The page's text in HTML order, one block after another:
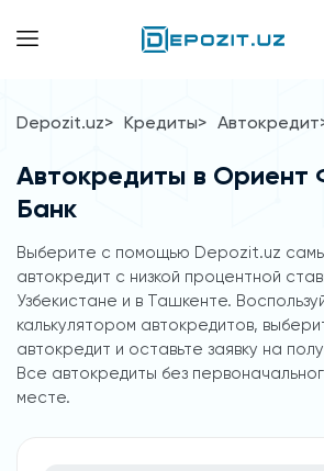
Depozit.uz Кредиты Автокредит
Автокредиты в Ориент
Банк
Выберите с помощью Depozit.uz
автокредит с низкой процентной
Узбекистане и в Ташкенте.
калькулятором автокредитов,
автокредит и оставьте заявку на
Все автокредиты без
месте.